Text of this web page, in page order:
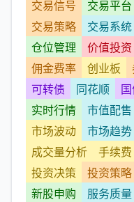
交易信号
交易平台
交易策略
交易系统
仓位管理
价值投资
佣金费率
创业板
可转债
同花顺
实时行情
市值配售
市场波动
市场趋势
成交量分析
手续费
投资决策
投资策略
新股申购
服务质量